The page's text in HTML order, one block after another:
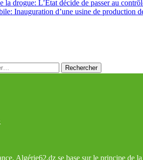
la drogue: L’Etat décide de passer au
Inauguration d’une usine de production
Algérie62.dz se base sur le principe de